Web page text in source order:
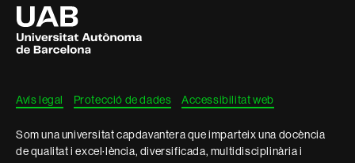
Universitat
Autònoma
de
Barcelona
Avís legal Protecció de dades Accessibilitat web
Som una universitat capdavantera que imparteix una docència
de qualitat i excel·lència, diversificada, multidisciplinària i